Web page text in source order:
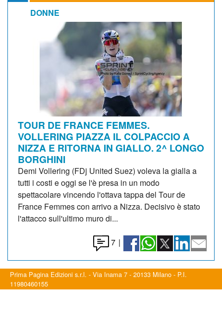
DONNE
TOUR DE FRANCE FEMMES.
VOLLERING PIAZZA IL COLPACCIO A
NIZZA E RITORNA IN GIALLO. 2^ LONGO
BORGHINI
Demi Vollering (FDj United Suez) voleva la gialla a
tutti i costi e oggi se l'è presa in un modo
spettacolare vincendo l'ottava tappa del Tour de
France Femmes con arrivo a Nizza. Decisivo è stato
l'attacco sull'ultimo muro di...
7 |
Prima Pagina Edizioni s.r.l. - Via Inama 7 - 20133 Milano - P.I.
11980460155